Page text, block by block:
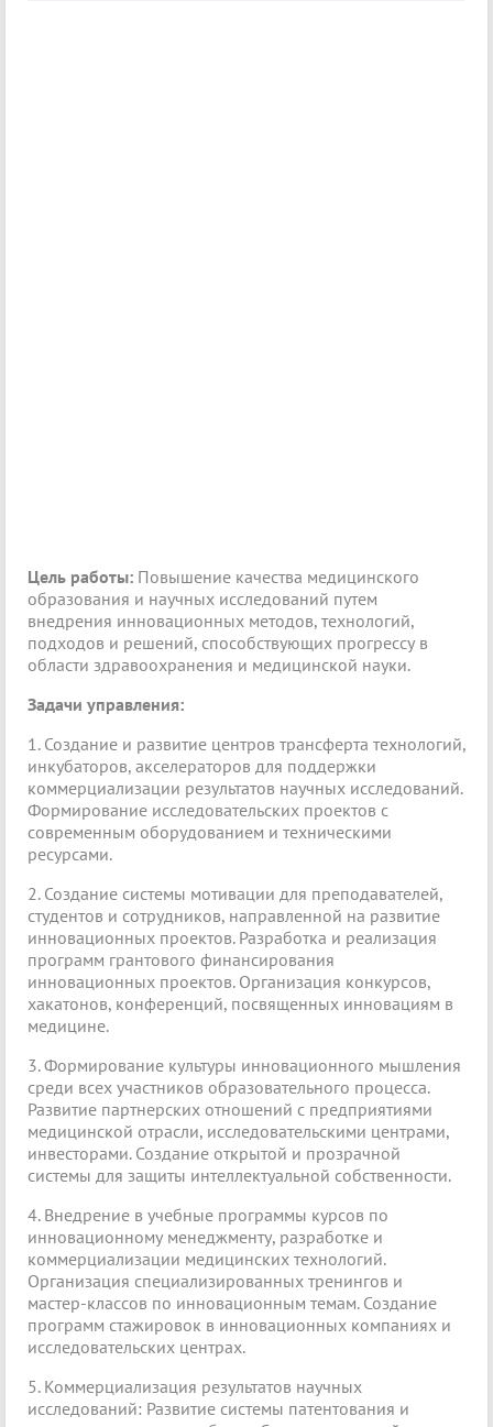
Цель работы: Повышение качества медицинского
образования и научных исследований путем
внедрения инновационных методов, технологий,
подходов и решений, способствующих прогрессу в
области здравоохранения и медицинской науки.
Задачи управления:
1. Создание и развитие центров трансферта технологий,
инкубаторов, акселераторов для поддержки
коммерциализации результатов научных исследований.
Формирование исследовательских проектов с
современным оборудованием и техническими
ресурсами.
2. Создание системы мотивации для преподавателей,
студентов и сотрудников, направленной на развитие
инновационных проектов. Разработка и реализация
программ грантового финансирования
инновационных проектов. Организация конкурсов,
хакатонов, конференций, посвященных инновациям в
медицине.
3. Формирование культуры инновационного мышления
среди всех участников образовательного процесса.
Развитие партнерских отношений с предприятиями
медицинской отрасли, исследовательскими центрами,
инвесторами. Создание открытой и прозрачной
системы для защиты интеллектуальной собственности.
4. Внедрение в учебные программы курсов по
инновационному менеджменту, разработке и
коммерциализации медицинских технологий.
Организация специализированных тренингов и
мастер-классов по инновационным темам. Создание
программ стажировок в инновационных компаниях и
исследовательских центрах.
5. Коммерциализация результатов научных
исследований: Развитие системы патентования и